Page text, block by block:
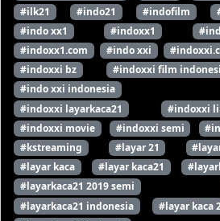
#ilk21
#indo21 #indofilm
#indo xx1
#indoxx1
#indoxx1.com
#indo xxi
#indoxxi bz
#indoxxi film
#indo xxi indonesia
#indoxxi layarkaca21
#indoxxi
#indoxxi movie
#indoxxi semi
#kstreaming
#layar 21
#layar kaca
#layar kaca21
#layarkaca21 2019 semi
#layarkaca21 indonesia
#layar kaca